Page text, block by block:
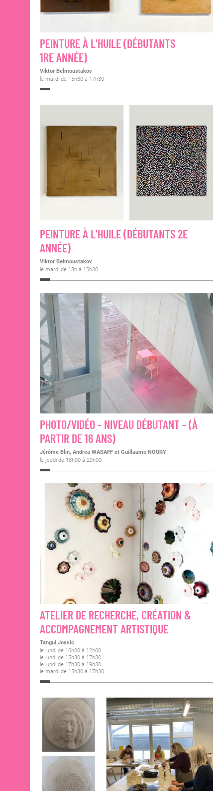
PEINTURE À L'HUILE (DÉBUTANTS
1RE ANNÉE)
Viktor Belmoustakov
le mardi de 15h30 à 17h30
PEINTURE À L'HUILE (DÉBUTANTS 2E
ANNÉE)
Viktor Belmoustakov
le mardi de 13h à 15h30
PHOTO/VIDÉO - NIVEAU DÉBUTANT - (À
PARTIR DE 16 ANS)
Jérôme Blin, Andrea WASAFF et Guillaume NOURY
le jeudi de 18h00 à 20h00
ATELIER DE RECHERCHE, CRÉATION &
ACCOMPAGNEMENT ARTISTIQUE
Tangui Jossic
le lundi de 10h00 à 12h00
le lundi de 15h30 à 17h30
le lundi de 17h30 à 19h30
le mardi de 15h30 à 17h30